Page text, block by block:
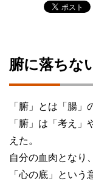
腑に落ちな
「腑」とは「腸」
「腑」は「考え
えた。
自分の血肉となり
「心の底」という